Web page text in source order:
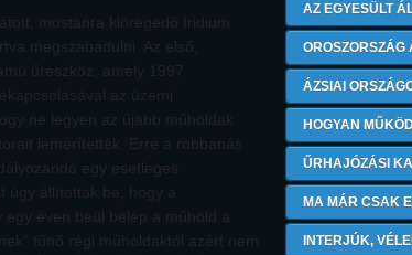
mostanra kiöregedő Iridium
megszabadulni. Az első,
űreszköz, amely 1997
az üzemi
ne legyen az újabb műholdak
lemerítették. Erre a robbanás
egy esetleges
úgy állították be, hogy a
éven beül belép a műhold a
tűnő régi műholdaktól azért nem
AZ EGYESÜLT
OROSZORSZÁG
ÁZSIAI
HOGYAN
ŰRHAJÓZÁSI
MA MÁR CSAK
INTERJÚK,